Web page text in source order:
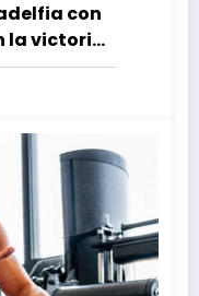
con
la victoria